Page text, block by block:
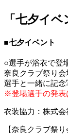
「七夕イベ
■七夕イベント
○選手が浴衣で登
奈良クラブ祭り会
選手と一緒に記念
※登場選手の発表
衣装協力：株式
【奈良クラブ祭